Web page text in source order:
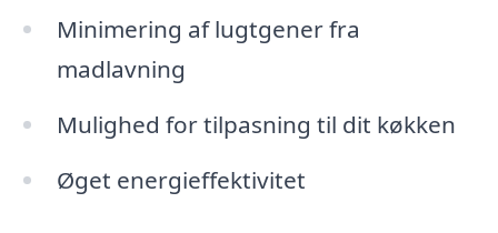
Minimering af lugtgener fra
madlavning
Mulighed for tilpasning til dit køkken
Øget energieffektivitet